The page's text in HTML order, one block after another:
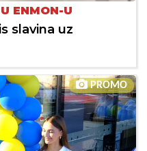
ENMON-U
slavina uz
PROMO